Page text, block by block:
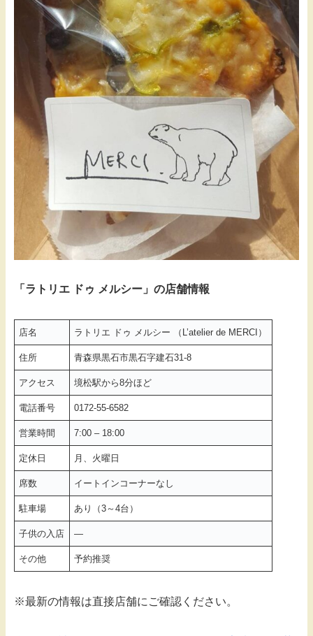
「ラトリエ ドゥ メルシー」の店舗情報
店名 ラトリエ ドゥ メルシー （L’atelier de MERCI）
住所 青森県黒石市黒石字建石31-8
アクセス 境松駅から8分ほど
電話番号 0172-55-6582
営業時間 7:00 – 18:00
定休日 月、火曜日
席数 イートインコーナーなし
駐車場 あり（3～4台）
子供の入店 ―
その他 予約推奨
※最新の情報は直接店舗にご確認ください。